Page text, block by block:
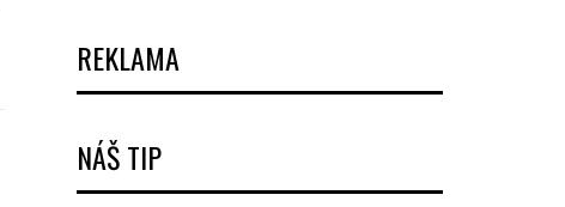
REKLAMA
NÁŠ TIP